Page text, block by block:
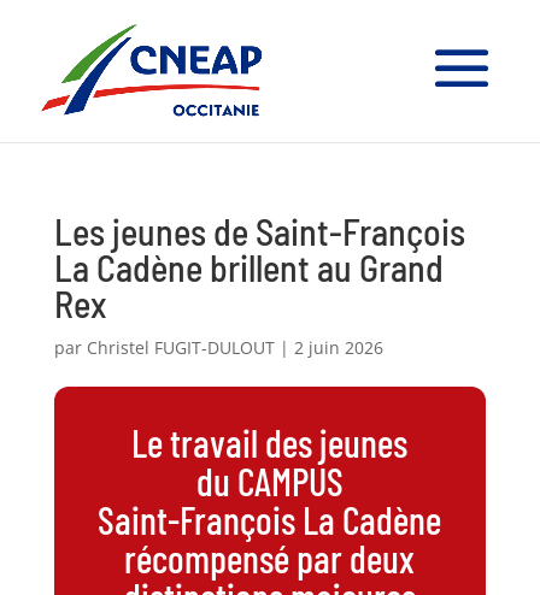
Les jeunes de Saint-François
La Cadène brillent au Grand
Rex
par Christel FUGIT-DULOUT| 2 juin 2026
Le travail des jeunes
du CAMPUS
Saint-François La Cadène
récompensé par deux